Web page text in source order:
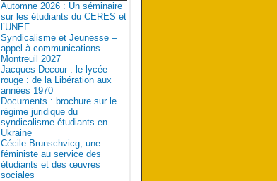
Automne 2026 : Un séminaire
sur les étudiants du CERES et
l’UNEF
Syndicalisme et Jeunesse –
appel à communications –
Montreuil 2027
Jacques-Decour : le lycée
rouge : de la Libération aux
années 1970
Documents : brochure sur le
régime juridique du
syndicalisme étudiants en
Ukraine
Cécile Brunschvicg, une
féministe au service des
étudiants et des œuvres
sociales